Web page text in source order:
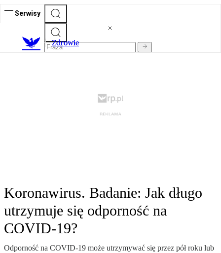
Serwisy
Zdrowie
Koronawirus. Badanie: Jak długo
utrzymuje się odporność na
COVID-19?
Odporność na COVID-19 może utrzymywać się przez pół roku lub